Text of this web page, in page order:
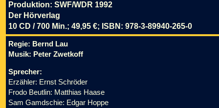
Produktion: SWF/WDR 1992
Der Hörverlag
10 CD / 700 Min.; 49,95 €; ISBN: 978-3-89940-265-0
Regie: Bernd Lau
Musik: Peter Zwetkoff
Sprecher:
Erzähler: Ernst Schröder
Frodo Beutlin: Matthias Haase
Sam Gamdschie: Edgar Hoppe